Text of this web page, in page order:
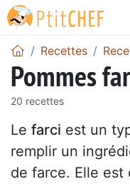
Recettes
Pommes
20 recettes
Le farci est un
remplir un
de farce. Elle est